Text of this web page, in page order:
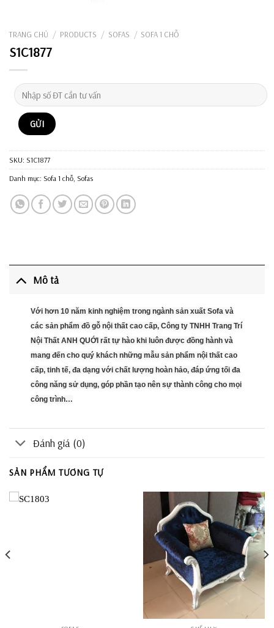
TRANG CHỦ / PRODUCTS / SOFAS / SOFA 1 CHỖ
S1C1877
SKU: S1C1877
Danh mục: Sofa 1 chỗ, Sofas
Mô tả
Với hơn 10 năm kinh nghiệm trong ngành sản xuất Sofa và
các sản phẩm đồ gỗ nội thất cao cấp, Công ty TNHH Trang Trí
Nội Thất ANH QUỚI rất tự hào khi luôn được đồng hành và
mang đến cho quý khách những mẫu sản phẩm nội thất cao
cấp, tinh tế, đa dạng với chất lượng hoàn hảo, đáp ứng tối đa
công năng sử dụng, góp phần tạo nên sự thành công cho mọi
công trình…
Đánh giá (0)
SẢN PHẨM TƯƠNG TỰ